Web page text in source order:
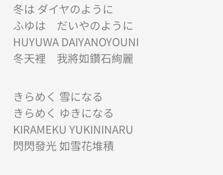
冬は ダイヤのように
ふゆは だいやのように
HUYUWA DAIYANOYOUNI
冬天裡 我將如鑽石絢麗
きらめく 雪になる
きらめく ゆきになる
KIRAMEKU YUKININARU
閃閃發光 如雪花堆積